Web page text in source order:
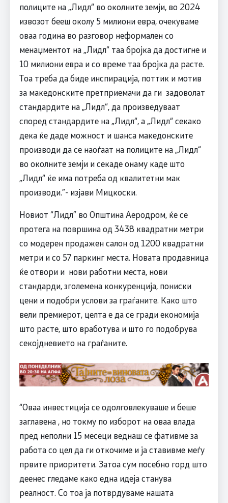
полиците на „Лидл“ во околните земји, во 2024
извозот бееш околу 5 милиони евра, очекуваме
оваа година во разговор неформален со
менаџментот на „Лидл“ таа бројка да достигне и
10 милиони евра и со време таа бројка да расте.
Тоа треба да биде инспирација, поттик и мотив
за македонските претприемачи да ги задоволат
стандардите на „Лидл“, да произведуваат
според стандардите на „Лидл“, а „Лидл“ секако
дека ќе даде можност и шанса македонските
производи да се наоѓаат на полиците на „Лидл“
во околните земји и секаде онаму каде што
„Лидл“ ќе има потреба од квалитетни мак
производи.”- изјави Мицкоски.
Новиот “Лидл” во Општина Аеродром, ќе се
протега на површина од 3438 квадратни метри
со модерен продажен салон од 1200 квадратни
метри и со 57 паркинг места. Новата продавница
ќе отвори и нови работни места, нови
стандарди, зголемена конкуренција, пониски
цени и подобри услови за граѓаните. Како што
вели премиерот, целта е да се гради економија
што расте, што вработува и што го подобрува
секојдневието на граѓаните.
“Оваа инвестиција се одолговлекуваше и беше
заглавена , но токму по изборот на оваа влада
пред неполни 15 месеци веднаш се фативме за
работа со цел да ги откочиме и ја ставивме меѓу
првите приоритети. Затоа сум посебно горд што
деенес гледаме како една идеја станува
реалност. Со тоа ја потврдуваме нашата